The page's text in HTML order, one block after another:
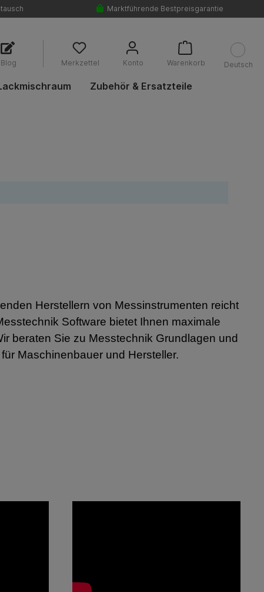
Marktführende Bestpreisgarantie
Blog Merkzettel Konto Warenkorb Deutsch
Zubehör & Ersatzteile
Herstellern von Messinstrumenten reicht
Software bietet Ihnen maximale
beraten Sie zu Messtechnik Grundlagen und
Maschinenbauer und Hersteller.